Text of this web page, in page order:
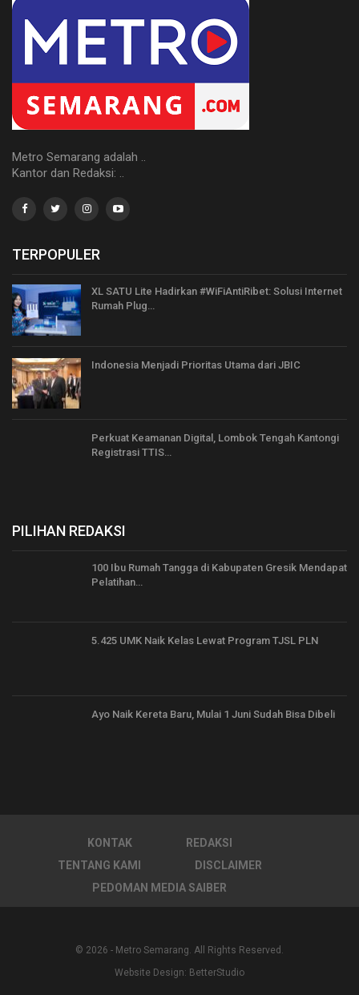
Metro Semarang adalah ..
Kantor dan Redaksi: ..
TERPOPULER
XL SATU Lite Hadirkan #WiFiAntiRibet: Solusi Internet
Rumah Plug…
Indonesia Menjadi Prioritas Utama dari JBIC
Perkuat Keamanan Digital, Lombok Tengah Kantongi
Registrasi TTIS…
PILIHAN REDAKSI
100 Ibu Rumah Tangga di Kabupaten Gresik Mendapat
Pelatihan…
5.425 UMK Naik Kelas Lewat Program TJSL PLN
Ayo Naik Kereta Baru, Mulai 1 Juni Sudah Bisa Dibeli
KONTAK
REDAKSI
TENTANG KAMI
DISCLAIMER
PEDOMAN MEDIA SAIBER
© 2026 - Metro Semarang. All Rights Reserved.
Website Design: BetterStudio